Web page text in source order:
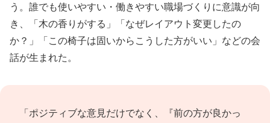
う。誰でも使いやすい・働きやすい職場づくりに意識が向
き、「木の香りがする」「なぜレイアウト変更したの
か？」「この椅子は固いからこうした方がいい」などの会
話が生まれた。
「ポジティブな意見だけでなく、『前の方が良かっ